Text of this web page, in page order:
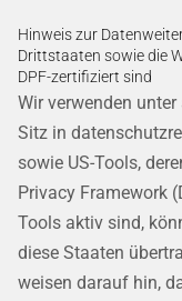
Hinweis zur
Drittstaaten sowie die
DPF-zertifiziert sind
Wir verwenden
Sitz in
sowie US-Tools,
Privacy Framework
Tools aktiv sind,
diese Staaten
weisen darauf hin,